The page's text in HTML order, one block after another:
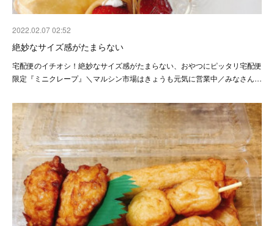
2022.02.07 02:52
絶妙なサイズ感がたまらない
宅配便のイチオシ！絶妙なサイズ感がたまらない、おやつにピッタリ宅配便
限定『ミニクレープ』＼マルシン市場はきょうも元気に営業中／みなさん…